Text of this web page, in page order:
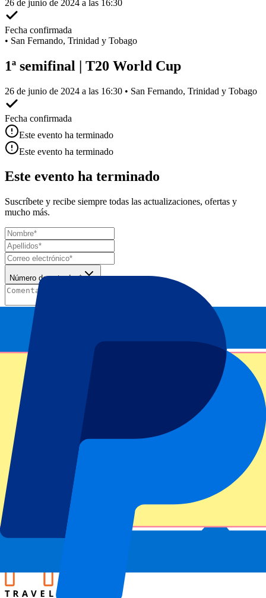
26 de junio de 2024 a las 16:30
Fecha confirmada
• San Fernando, Trinidad y Tobago
1ª semifinal | T20 World Cup
26 de junio de 2024 a las 16:30 • San Fernando, Trinidad y Tobago
Fecha confirmada
Este evento ha terminado
Este evento ha terminado
Este evento ha terminado
Suscríbete y recibe siempre todas las actualizaciones, ofertas y
mucho más.
Número de entradas*
Tu información se utilizará de acuerdo de nuestra
Declaración de
Privacidad
Gracias por enviar el formulario
Información del evento
Acerca de 1ª semifinal | T20 World Cup
Competición
ICC Men's T20 World Cup West Indies & USA 2024.
Partido
1ª semifinal | T20 World Cup
Estadio
Brian Lara Stadium, Tarouba, Trinidad
San Fernando, Trinidad y Tobago